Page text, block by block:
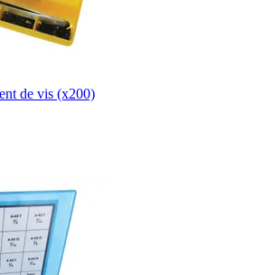
de vis (x200)